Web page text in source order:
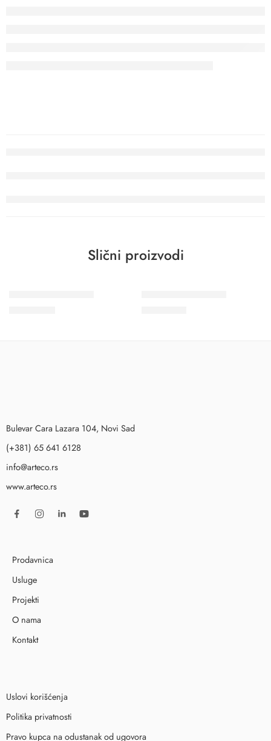
Slični proizvodi
Bulevar Cara Lazara 104, Novi Sad
(+381) 65 641 6128
info@arteco.rs
www.arteco.rs
Prodavnica
Usluge
Projekti
O nama
Kontakt
Uslovi korišćenja
Politika privatnosti
Pravo kupca na odustanak od ugovora